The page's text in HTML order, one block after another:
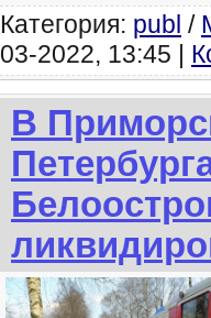
Категория: publ /
03-2022, 13:45 |
В